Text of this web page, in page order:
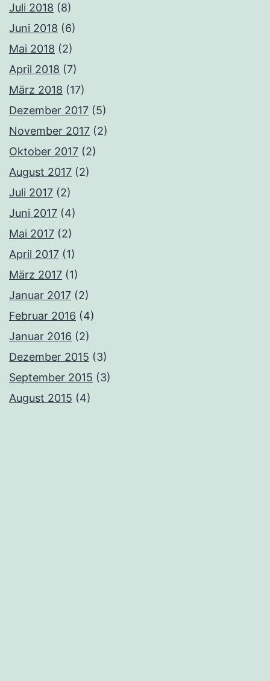
Juli 2018 (8)
Juni 2018 (6)
Mai 2018 (2)
April 2018 (7)
März 2018 (17)
Dezember 2017 (5)
November 2017 (2)
Oktober 2017 (2)
August 2017 (2)
Juli 2017 (2)
Juni 2017 (4)
Mai 2017 (2)
April 2017 (1)
März 2017 (1)
Januar 2017 (2)
Februar 2016 (4)
Januar 2016 (2)
Dezember 2015 (3)
September 2015 (3)
August 2015 (4)